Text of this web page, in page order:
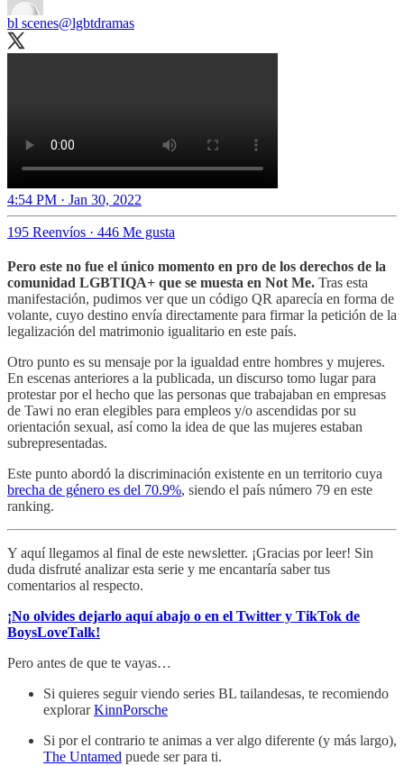
bl scenes@lgbtdramas
4:54 PM · Jan 30, 2022
195 Reenvíos · 446 Me gusta
Pero este no fue el único momento en pro de los derechos de la
comunidad LGBTIQA+ que se muesta en Not Me. Tras esta
manifestación, pudimos ver que un código QR aparecía en forma de
volante, cuyo destino envía directamente para firmar la petición de la
legalización del matrimonio igualitario en este país.
Otro punto es su mensaje por la igualdad entre hombres y mujeres.
En escenas anteriores a la publicada, un discurso tomo lugar para
protestar por el hecho que las personas que trabajaban en empresas
de Tawi no eran elegibles para empleos y/o ascendidas por su
orientación sexual, así como la idea de que las mujeres estaban
subrepresentadas.
Este punto abordó la discriminación existente en un territorio cuya
brecha de género es del 70.9%, siendo el país número 79 en este
ranking.
Y aquí llegamos al final de este newsletter. ¡Gracias por leer! Sin
duda disfruté analizar esta serie y me encantaría saber tus
comentarios al respecto.
¡No olvides dejarlo aquí abajo o en el Twitter y TikTok de
BoysLoveTalk!
Pero antes de que te vayas…
Si quieres seguir viendo series BL tailandesas, te recomiendo
explorarKinnPorsche
Si por el contrario te animas a ver algo diferente (y más largo),
The Untamed puede ser para ti.